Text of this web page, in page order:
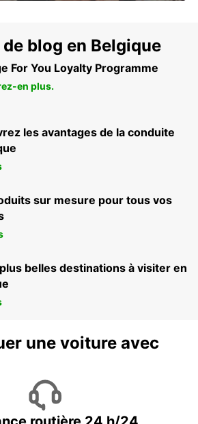
blog en Belgique
For You Loyalty Programme
en plus.
les avantages de la conduite
sur mesure pour tous vos
belles destinations à visiter en
une voiture avec